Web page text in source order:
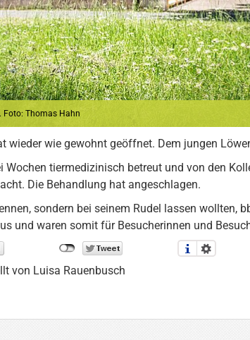
Foto: Thomas Hahn
wieder wie gewohnt geöffnet. Dem jungen
Wochen tiermedizinisch betreut und von den
Die Behandlung hat angeschlagen.
sondern bei seinem Rudel lassen wollten,
und waren somit für Besucherinnen und
von Luisa Rauenbusch